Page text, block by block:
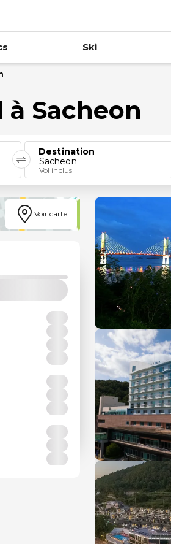
Ski
à Sacheon
Destination
Sacheon
Vol inclus
Voir carte